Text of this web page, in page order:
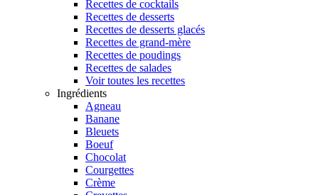
Recettes de cocktails
Recettes de desserts
Recettes de desserts glacés
Recettes de grand-mère
Recettes de poudings
Recettes de salades
Voir toutes les recettes
Ingrédients
Agneau
Banane
Bleuets
Boeuf
Chocolat
Courgettes
Crème